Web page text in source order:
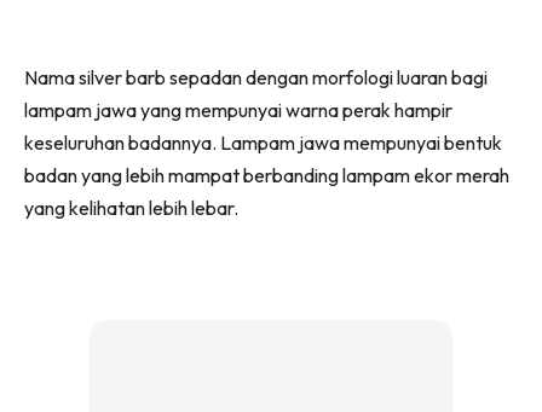
Nama silver barb sepadan dengan morfologi luaran bagi
lampam jawa yang mempunyai warna perak hampir
keseluruhan badannya. Lampam jawa mempunyai bentuk
badan yang lebih mampat berbanding lampam ekor merah
yang kelihatan lebih lebar.